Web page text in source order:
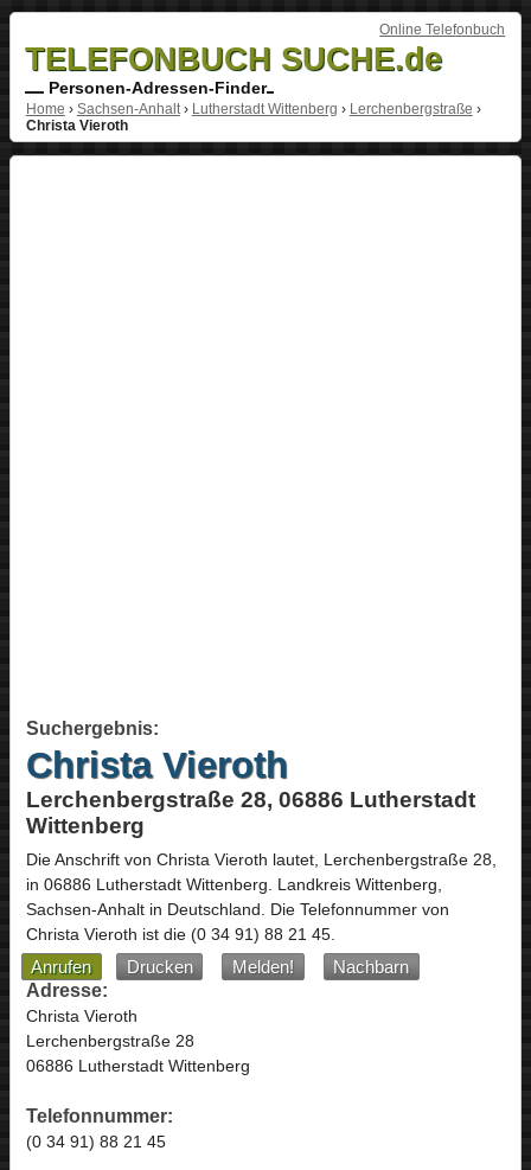
Online Telefonbuch
TELEFONBUCH SUCHE.de
Personen-Adressen-Finder
Home › Sachsen-Anhalt› Lutherstadt Wittenberg › Lerchenbergstraße ›
Christa Vieroth
Suchergebnis:
Christa Vieroth
Lerchenbergstraße 28, 06886 Lutherstadt
Wittenberg
Die Anschrift von Christa Vieroth lautet, Lerchenbergstraße 28,
in 06886 Lutherstadt Wittenberg. Landkreis Wittenberg,
Sachsen-Anhaltin Deutschland. Die Telefonnummer von
Christa Vieroth ist die (0 34 91) 88 21 45.
Anrufen Drucken Melden!
Nachbarn
Adresse:
Christa Vieroth
Lerchenbergstraße 28
06886 Lutherstadt Wittenberg
Telefonnummer:
(0 34 91) 88 21 45